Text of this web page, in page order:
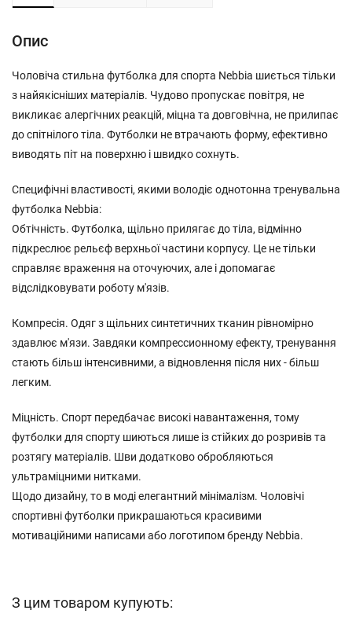
Опис
Чоловіча стильна футболка для спорта Nebbia шиється тільки
з найякісніших матеріалів. Чудово пропускає повітря, не
викликає алергічних реакцій, міцна та довговічна, не прилипає
до спітнілого тіла. Футболки не втрачають форму, ефективно
виводять піт на поверхню і швидко сохнуть.
Специфічні властивості, якими володіє однотонна тренувальна
футболка Nebbia:
Обтічність. Футболка, щільно прилягає до тіла, відмінно
підкреслює рельєф верхньої частини корпусу. Це не тільки
справляє враження на оточуючих, але і допомагає
відслідковувати роботу м'язів.
Компресія. Одяг з щільних синтетичних тканин рівномірно
здавлює м'язи. Завдяки компрессионному ефекту, тренування
стають більш інтенсивними, а відновлення після них - більш
легким.
Міцність. Спорт передбачає високі навантаження, тому
футболки для спорту шиються лише із стійких до розривів та
розтягу матеріалів. Шви додатково обробляються
ультраміцними нитками.
Щодо дизайну, то в моді елегантний мінімалізм. Чоловічі
спортивні футболки прикрашаються красивими
мотиваційними написами або логотипом бренду Nebbia.
З цим товаром купують: